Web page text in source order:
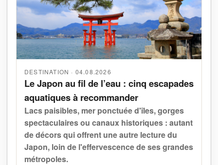
DESTINATION · 04.08.2026
Le Japon au fil de l’eau : cinq escapades
aquatiques à recommander
Lacs paisibles, mer ponctuée d'îles, gorges
spectaculaires ou canaux historiques : autant
de décors qui offrent une autre lecture du
Japon, loin de l'effervescence de ses grandes
métropoles.